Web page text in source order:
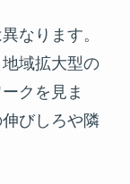
なります。
域拡大型の
クを見ま
びしろや隣